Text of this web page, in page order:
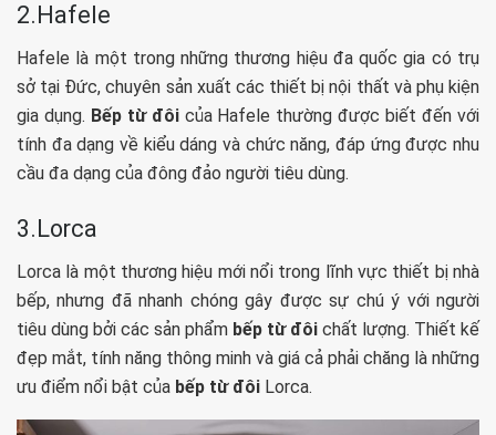
2.Hafele
Hafele là một trong những thương hiệu đa quốc gia có trụ
sở tại Đức, chuyên sản xuất các thiết bị nội thất và phụ kiện
gia dụng. Bếp từ đôicủa Hafele thường được biết đến với
tính đa dạng về kiểu dáng và chức năng, đáp ứng được nhu
cầu đa dạng của đông đảo người tiêu dùng.
3.Lorca
Lorca là một thương hiệu mới nổi trong lĩnh vực thiết bị nhà
bếp, nhưng đã nhanh chóng gây được sự chú ý với người
tiêu dùng bởi các sản phẩm bếp từ đôi chất lượng. Thiết kế
đẹp mắt, tính năng thông minh và giá cả phải chăng là những
ưu điểm nổi bật của bếp từ đôi Lorca.